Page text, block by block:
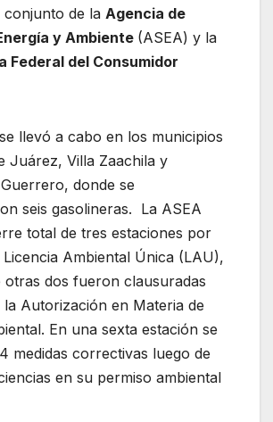
de la Agencia de
y Ambiente (ASEA) y la
Federal del Consumidor
llevó a cabo en los municipios
Juárez, Villa Zaachila y
donde se
seis gasolineras. La ASEA
total de tres estaciones por
Ambiental Única (LAU),
otras dos fueron clausuradas
Autorización en Materia de
En una sexta estación se
medidas correctivas luego de
en su permiso ambiental